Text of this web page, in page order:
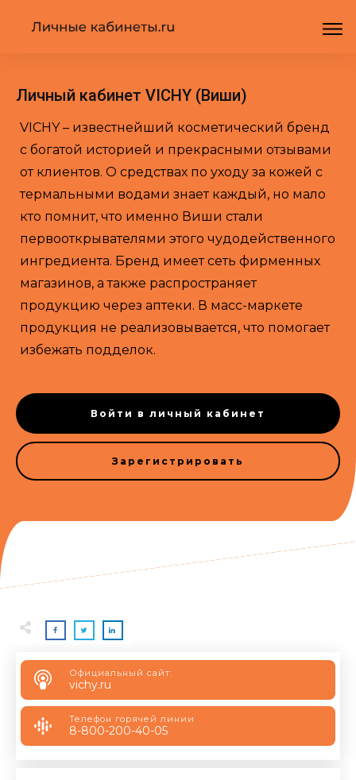
Личный кабинет VICHY (Виши)
VICHY – известнейший косметический бренд
с богатой историей и прекрасными отзывами
от клиентов. О средствах по уходу за кожей с
термальными водами знает каждый, но мало
кто помнит, что именно Виши стали
первооткрывателями этого чудодейственного
ингредиента. Бренд имеет сеть фирменных
магазинов, а также распространяет
продукцию через аптеки. В масс-маркете
продукция не реализовывается, что помогает
избежать подделок.
Войти в личный кабинет
Зарегистрировать
Официальный сайт:
vichy.ru
Телефон горячей линии
8-800-200-40-05